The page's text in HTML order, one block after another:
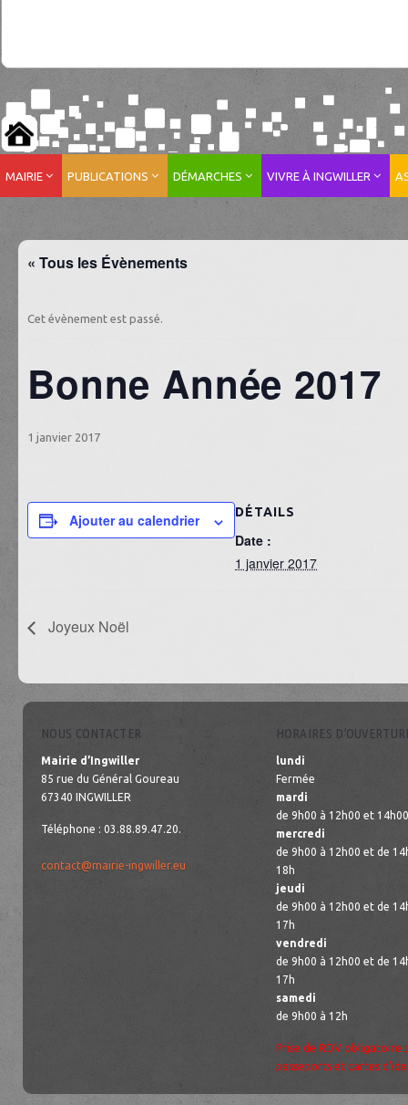
MAIRIE PUBLICATIONS DÉMARCHES VIVRE À INGWILLER
« Tous les Évènements
Cet évènement est passé.
Bonne Année 2017
1 janvier 2017
Ajouter au calendrier DÉTAILS
Date :
1 janvier 2017
Joyeux Noël
NOUS CONTACTER
Mairie d’Ingwiller
85 rue du Général Goureau
67340 INGWILLER
Téléphone : 03.88.89.47.20.
contact@mairie-ingwiller.eu
HORAIRES
lundi
Fermée
mardi
de 9h00 à 12h00 et
mercredi
de 9h00 à 12h00 et de
18h
jeudi
de 9h00 à 12h00 et de
17h
vendredi
de 9h00 à 12h00 et de
17h
samedi
de 9h00 à 12h
Prise de RDV obligatoire
passeports et cartes